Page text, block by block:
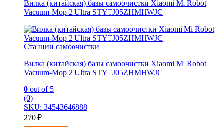
Вилка (китайская) базы самоочистки Xiaomi Mi Robot
Vacuum-Mop 2 Ultra STYTJ05ZHMHWJC
Станции самоочистки
Вилка (китайская) базы самоочистки Xiaomi Mi Robot
Vacuum-Mop 2 Ultra STYTJ05ZHMHWJC
0 out of 5
(0)
SKU: 34543646888
270 ₽